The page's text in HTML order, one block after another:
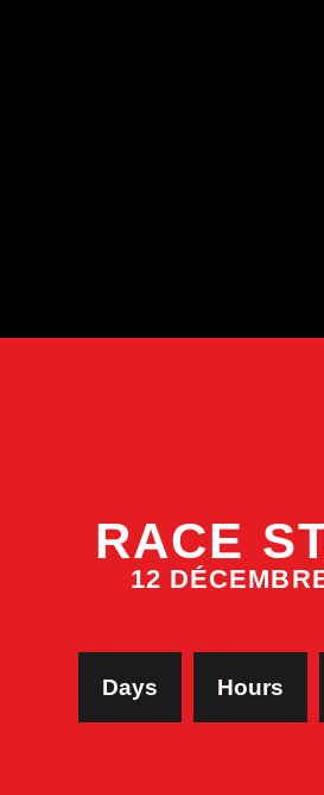
RACE
12
Days Hours